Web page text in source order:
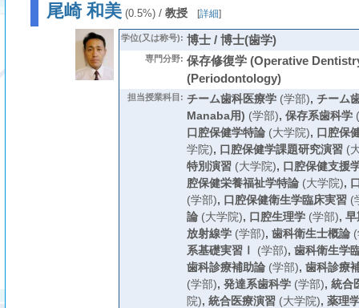
尾崎 和美(0.5%)/ 教授 [詳細]
学位(又は称号): 博士 / 博士(歯学)
専門分野: 保存修復学 (Operative
(Periodontology)
担当授業科目: チーム歯科医療学(学部), チーム
Manaba用) (学部), 保存系歯科学(
口腔保健学特論(大学院), 口腔保
学院), 口腔保健学課題研究演習(
特別演習(大学院), 口腔保健支援
腔保健栄養福祉学特論(大学院),
(学部), 口腔保健衛生学臨床実習(
論(大学院), 口腔生理学(学部), 早
放射線学(学部), 歯科衛生士概論(
系基礎実習Ⅰ
(学部), 歯科衛生学
歯科診療補助論(学部), 歯科診療
(学部), 発達系歯科学(学部), 統合
院), 統合医療演習(大学院), 薬理